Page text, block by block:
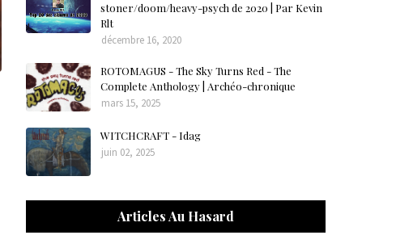
stoner/doom/heavy-psych de 2020 | Par Kevin
Rlt
décembre 16, 2020
ROTOMAGUS - The Sky Turns Red - The
Complete Anthology | Archéo-chronique
mars 15, 2025
WITCHCRAFT - Idag
juin 02, 2025
Articles Au Hasard